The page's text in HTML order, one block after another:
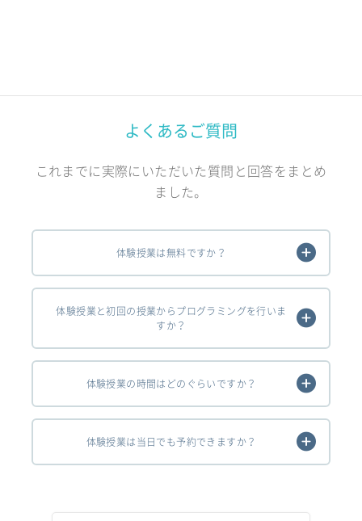
よくあるご質問
これまでに実際にいただいた質問と回答をまとめ
ました。
体験授業は無料ですか？
体験授業と初回の授業からプログラミングを行いま
すか？
体験授業の時間はどのぐらいですか？
体験授業は当日でも予約できますか？